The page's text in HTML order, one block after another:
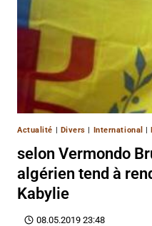
Actualité | Divers | International |
selon Vermondo
algérien tend à
Kabylie
08.05.2019 23:48